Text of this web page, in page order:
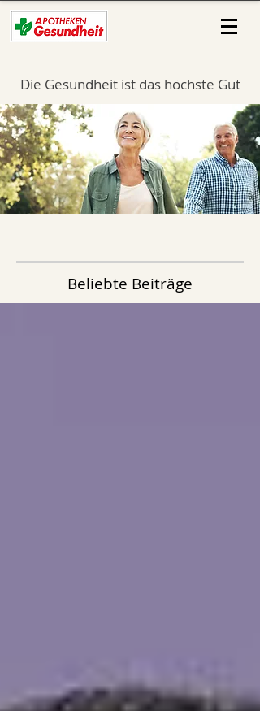
Die Gesundheit ist das höchste Gut
Beliebte Beiträge